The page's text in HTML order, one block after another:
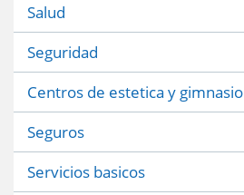
Salud
Seguridad
Centros de estetica y gimnasio
Seguros
Servicios basicos